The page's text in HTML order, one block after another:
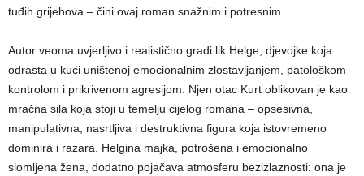
tuđih grijehova – čini ovaj roman snažnim i potresnim.
Autor veoma uvjerljivo i realistično gradi lik Helge, djevojke koja
odrasta u kući uništenoj emocionalnim zlostavljanjem, patološkom
kontrolom i prikrivenom agresijom. Njen otac Kurt oblikovan je kao
mračna sila koja stoji u temelju cijelog romana – opsesivna,
manipulativna, nasrtljiva i destruktivna figura koja istovremeno
dominira i razara. Helgina majka, potrošena i emocionalno
slomljena žena, dodatno pojačava atmosferu bezizlaznosti: ona je